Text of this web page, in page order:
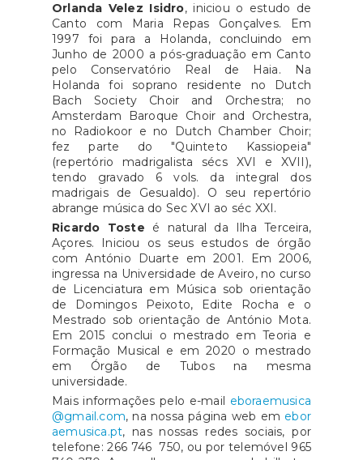
Orlanda Velez Isidro, iniciou o estudo de
Canto com Maria Repas Gonçalves. Em
1997 foi para a Holanda, concluindo em
Junho de 2000 a pós-graduação em Canto
pelo Conservatório Real de Haia. Na
Holanda foi soprano residente no Dutch
Bach Society Choir and Orchestra; no
Amsterdam Baroque Choir and Orchestra,
no Radiokoor e no Dutch Chamber Choir;
fez parte do "Quinteto Kassiopeia"
(repertório madrigalista sécs XVI e XVII),
tendo gravado 6 vols. da integral dos
madrigais de Gesualdo). O seu repertório
abrange música do Sec XVI ao séc XXI.
Ricardo Toste é natural da Ilha Terceira,
Açores. Iniciou os seus estudos de órgão
com António Duarte em 2001. Em 2006,
ingressa na Universidade de Aveiro, no curso
de Licenciatura em Música sob orientação
de Domingos Peixoto, Edite Rocha e o
Mestrado sob orientação de António Mota.
Em 2015 conclui o mestrado em Teoria e
Formação Musical e em 2020 o mestrado
em Órgão de Tubos na mesma
universidade.
Mais informações pelo e-mail eboraemusica
@gmail.com, na nossa página web em ebor
aemusica.pt, nas nossas redes sociais, por
telefone: 266 746 750, ou por telemóvel 965